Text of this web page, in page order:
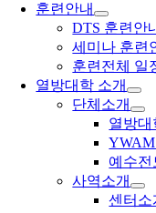
훈련안내
DTS 훈련안
세미나 훈련
훈련전체 일
열방대학 소개
단체소개
열방대
YWAM
예수전
사역소개
센터소